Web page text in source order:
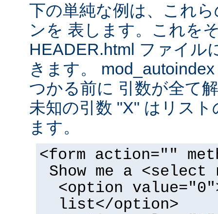
下の単純な例は、これ
ンを 表します。これを
HEADER.html ファイル
きます。
つかる前に 引数が全て
未知の引数 "X" はリス
ます。
<form action=""
Show me a <select
<option
list</option>